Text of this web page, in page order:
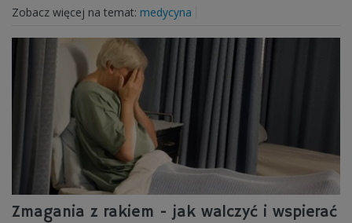
Zobacz więcej na temat: medycyna
Zmagania z rakiem - jak walczyć i wspierać